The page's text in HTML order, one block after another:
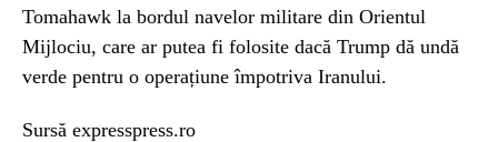
Tomahawk la bordul navelor militare din Orientul
Mijlociu, care ar putea fi folosite dacă Trump dă undă
verde pentru o operațiune împotriva Iranului.
Sursă expresspress.ro